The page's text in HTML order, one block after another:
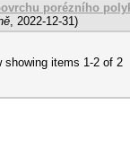
porézního
, 2022-12-31)
showing items 1-2 of 2